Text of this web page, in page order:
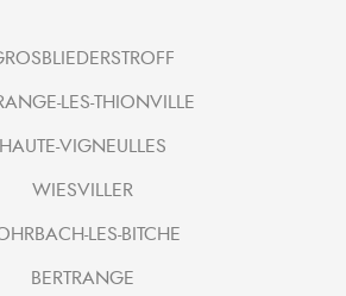
LES-THIONVILLE
HAUTE-VIGNEULLES
WIESVILLER
LES-BITCHE
BERTRANGE